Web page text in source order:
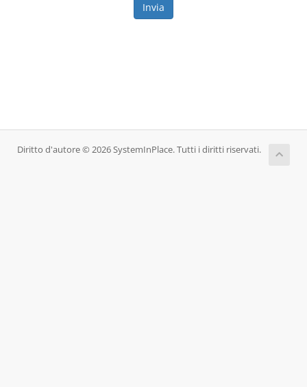
Invia
Diritto d'autore © 2026 SystemInPlace. Tutti i diritti riservati.